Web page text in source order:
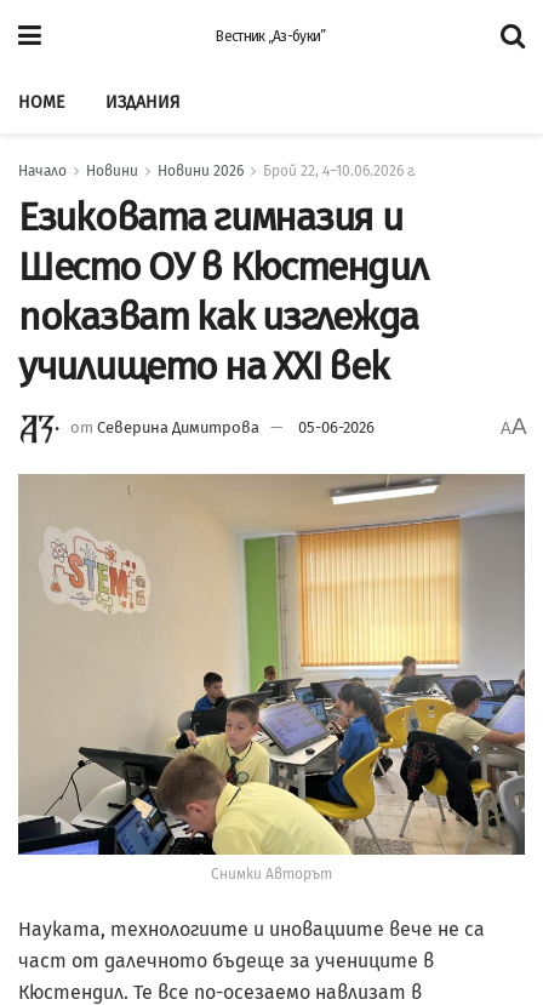
Вестник „Аз-буки”
HOME ИЗДАНИЯ
Начало Новини Новини 2026 Брой 22, 4–10.06.2026 г.
Езиковата гимназия и
Шесто ОУ в Кюстендил
показват как изглежда
училището на XXI век
от Северина Димитрова 05-06-2026 AA
Снимки Авторът
Науката, технологиите и иновациите вече не са
част от далечното бъдеще за учениците в
Кюстендил. Те все по-осезаемо навлизат в